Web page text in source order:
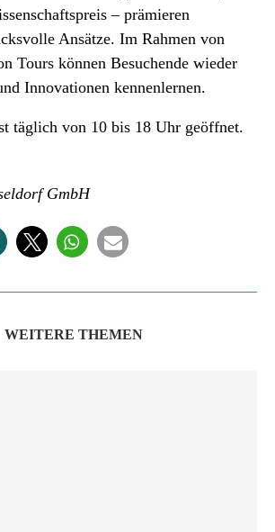
– prämieren
Ansätze. Im Rahmen von
Tours können Besuchende wieder
Innovationen kennenlernen.
täglich von 10 bis 18 Uhr geöffnet.
GmbH
WEITERE THEMEN